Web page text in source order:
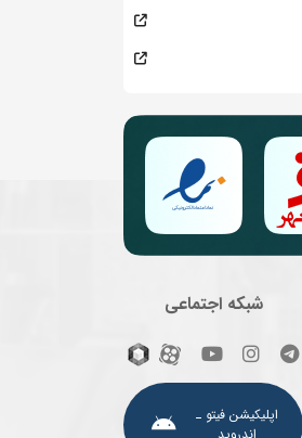
شبکه اجتماعی
اپلیکیشن فیتو ـ